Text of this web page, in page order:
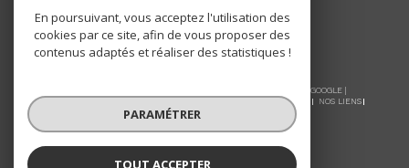
© 2026 | TOUS DROITS RÉSERVÉS | TRADUCTION POWERED BY GOOGLE |
ADMIN
NOS LIENS
POLITIQUE RGPD
En poursuivant, vous acceptez l'utilisation des
cookies par ce site, afin de vous proposer des
contenus adaptés et réaliser des statistiques !
PARAMÉTRER
TOUT ACCEPTER